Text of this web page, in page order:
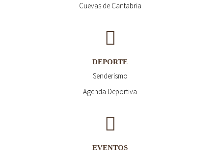
Cuevas de Cantabria
DEPORTE
Senderismo
Agenda Deportiva
EVENTOS